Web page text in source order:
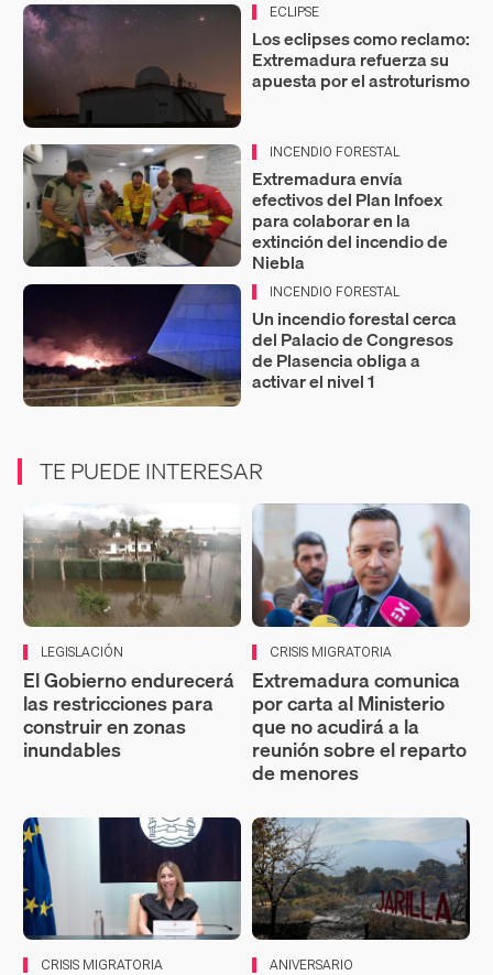
ECLIPSE
Los eclipses como reclamo:
Extremadura refuerza su
apuesta por el astroturismo
INCENDIO FORESTAL
Extremadura envía
efectivos del Plan Infoex
para colaborar en la
extinción del incendio de
Niebla
INCENDIO FORESTAL
Un incendio forestal cerca
del Palacio de Congresos
de Plasencia obliga a
activar el nivel 1
TE PUEDE INTERESAR
LEGISLACIÓN
El Gobierno endurecerá
las restricciones para
construir en zonas
inundables
CRISIS MIGRATORIA
Extremadura comunica
por carta al Ministerio
que no acudirá a la
reunión sobre el reparto
de menores
CRISIS MIGRATORIA ANIVERSARIO